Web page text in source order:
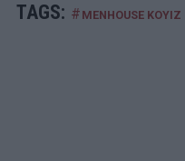
TAGS: # MENHOUSE ΚΟΥΙΖ